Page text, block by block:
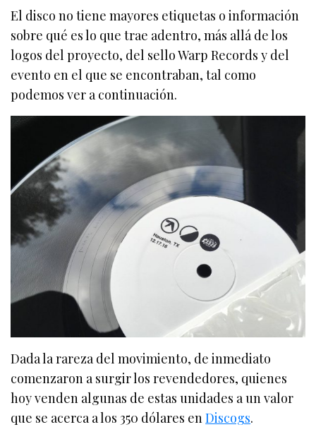
El disco no tiene mayores etiquetas o información
sobre qué es lo que trae adentro, más allá de los
logos del proyecto, del sello Warp Records y del
evento en el que se encontraban, tal como
podemos ver a continuación.
Dada la rareza del movimiento, de inmediato
comenzaron a surgir los revendedores, quienes
hoy venden algunas de estas unidades a un valor
que se acerca a los 350 dólares enDiscogs.